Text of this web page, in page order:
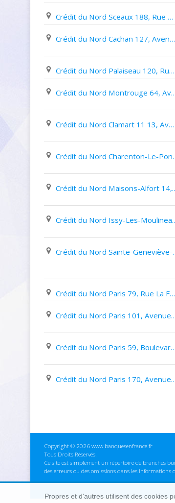
Crédit du Nord Sceaux 188, Rue Houdan
Crédit du Nord Cachan 127, Avenue Aristide Briand
Crédit du Nord Palaiseau 120, Rue de Paris
Crédit du Nord Montrouge
Crédit du Nord Clamart 11 13, Avenue Jean Jaurès
Crédit du Nord
Crédit du Nord
Crédit du Nord Issy-
Crédit du Nord
Crédit du Nord Paris 79, Rue La Fontaine
Crédit du Nord Paris
Crédit du Nord Paris 59, Boulevard Haussmann
Crédit du Nord Paris
Copyright © 2026 www.banquesenfrance.fr
Tous Droits Réservés.
Ce site est simplement un répertoire de branches
des erreurs ou des omissions dans les informations
Propres et d'autres utilisent des cookies